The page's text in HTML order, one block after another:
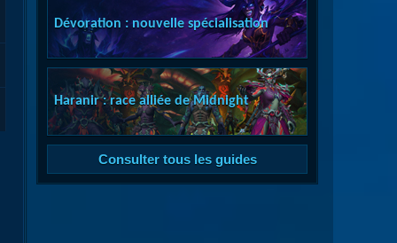
Dévoration : nouvelle spécialisation
Haranir : race alliée de Midnight
Consulter tous les guides